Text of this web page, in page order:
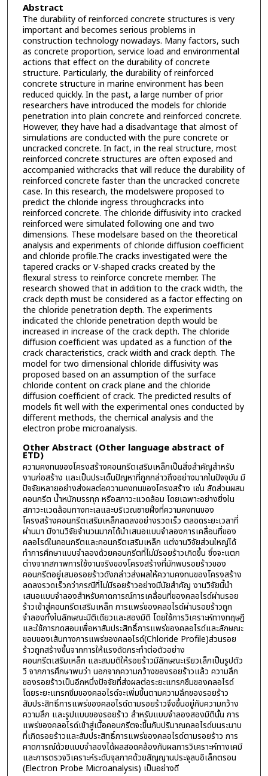
Abstract
The durability of reinforced concrete structures is very
important and becomes serious problems in
construction technology nowadays. Many factors, such
as concrete proportion, service load and environmental
actions that effect on the durability of concrete
structure. Particularly, the durability of reinforced
concrete structure in marine environment has been
reduced quickly. In the past, a large number of prior
researchers have introduced the models for chloride
penetration into plain concrete and reinforced concrete.
However, they have had a disadvantage that almost of
simulations are conducted with the pure concrete or
uncracked concrete. In fact, in the real structure, most
reinforced concrete structures are often exposed and
accompanied withcracks that will reduce the durability of
reinforced concrete faster than the uncracked concrete
case. In this research, the modelswere proposed to
predict the chloride ingress throughcracks into
reinforced concrete. The chloride diffusivity into cracked
reinforced were simulated following one and two
dimensions. These modelsare based on the theoretical
analysis and experiments of chloride diffusion coefficient
and chloride profile.The cracks investigated were the
tapered cracks or V-shaped cracks created by the
flexural stress to reinforce concrete member. The
research showed that in addition to the crack width, the
crack depth must be considered as a factor effecting on
the chloride penetration depth. The experiments
indicated the chloride penetration depth would be
increased in increase of the crack depth. The chloride
diffusion coefficient was updated as a function of the
crack characteristics, crack width and crack depth. The
model for two dimensional chloride diffusivity was
proposed based on an assumption of the surface
chloride content on crack plane and the chloride
diffusion coefficient of crack. The predicted results of
models fit well with the experimental ones conducted by
different methods, the chemical analysis and the
electron probe microanalysis.
Other Abstract (Other language abstract of
ETD)
ความคงทนของโครงสร้างคอนกรีตเสริมเหล็กเป็นสิ่งสำคัญสำหรับ
งานก่อสร้าง และเป็นประเด็นปัญหาที่ถูกกล่าวถึงอย่างมากในปัจจุบัน มี
ปัจจัยหลายอย่างส่งผลต่อความคงทนของโครงสร้าง เช่น สัดส่วนผสม
คอนกรีต น้ำหนักบรรทุก หรือสภาวะแวดล้อม โดยเฉพาะอย่างยิ่งใน
สภาวะแวดล้อมทางทะเลและบริเวณชายฝั่งที่ความคงทนของ
โครงสร้างคอนกรีตเสริมเหล็กลดลงอย่างรวดเร็ว ตลอดระยะเวลาที่
ผ่านมา มีงานวิจัยจำนวนมากได้นำเสนอแบบจำลองการเคลื่อนที่ของ
คลอไรด์ในคอนกรีตและคอนกรีตเสริมเหล็ก แต่งานวิจัยส่วนใหญ่ได้
ทำการศึกษาแบบจำลองด้วยคอนกรีตที่ไม่มีรอยร้าวเกิดขึ้น ซึ่งจะแตก
ต่างจากสภาพการใช้งานจริงของโครงสร้างที่มักพบรอยร้าวของ
คอนกรีตอยู่เสมอรอยร้าวดังกล่าวส่งผลให้ความคงทนของโครงสร้าง
ลดลงรวดเร็วกว่ากรณีที่ไม่มีรอยร้าวอย่างมีนัยสำคัญ งานวิจัยนี้นำ
เสนอแบบจำลองสำหรับคาดการณ์การเคลื่อนที่ของคลอไรด์ผ่านรอย
ร้าวเข้าสู่คอนกรีตเสริมเหล็ก การแพร่ของคลอไรด์ผ่านรอยร้าวถูก
จำลองทั้งในลักษณะมิติเดียวและสองมิติ โดยใช้การวิเคราะห์ทางทฤษฎี
และใช้การทดสอบเพื่อหาสัมประสิทธิ์การแพร่ของคลอไรด์และลักษณะ
ขอบของเส้นทางการแพร่ของคลอไรด์(Chloride Profile)ส่วนรอย
ร้าวถูกสร้างขึ้นจากการให้แรงดัดกระทำต่อตัวอย่าง
คอนกรีตเสริมเหล็ก และสมมติให้รอยร้าวมีลักษณะเรียวเล็กเป็นรูปตัว
วี จากการศึกษาพบว่า นอกจากความกว้างของรอยร้าวแล้ว ความลึก
ของรอยร้าวเป็นอีกหนึ่งปัจจัยที่ส่งผลต่อระยะแทรกซึมของคลอไรด์
โดยระยะแทรกซึมของคลอไรด์จะเพิ่มขึ้นตามความลึกของรอยร้าว
สัมประสิทธิ์การแพร่ของคลอไรด์ตามรอยร้าวจึงขึ้นอยู่กับความกว้าง
ความลึก และรูปแบบของรอยร้าว สำหรับแบบจำลองสองมิตินั้น การ
แพร่ของคลอไรด์เข้าสู่เนื้อคอนกรีตจะขึ้นกับปริมาณคลอไรด์บนระนาบ
ที่เกิดรอยร้าวและสัมประสิทธิ์การแพร่ของคลอไรด์ตามรอยร้าว การ
คาดการณ์ด้วยแบบจำลองได้ผลสอดคล้องกับผลการวิเคราะห์ทางเคมี
และการตรวจวิเคราะห์ระดับจุลภาคด้วยสัญญานประจุลบอิเล็กตรอน
(Electron Probe Microanalysis) เป็นอย่างดี